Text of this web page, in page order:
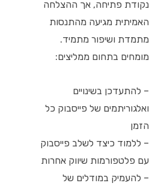
נקודת פתיחה, אך ההצלחה
האמיתית מגיעה מהתנסות
מתמדת ושיפור מתמיד.
מומחים בתחום ממליצים:
– להתעדכן בשינויים
ואלגוריתמים של פייסבוק כל
הזמן
– ללמוד כיצד לשלב פייסבוק
עם פלטפורמות שיווק אחרות
– להעמיק במודלים של